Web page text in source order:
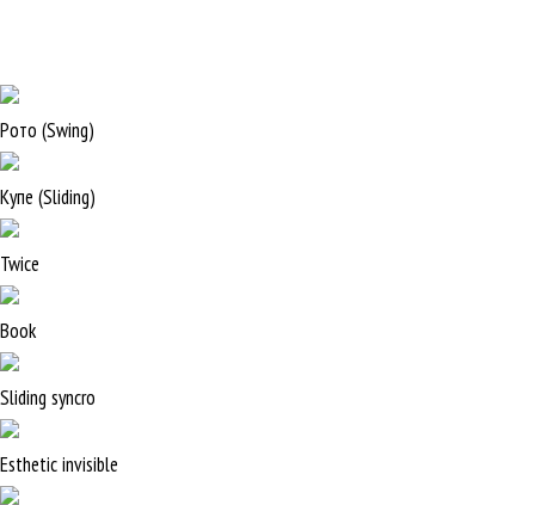
Рото (Swing)
Купе (Sliding)
Twice
Book
Sliding syncro
Esthetic invisible